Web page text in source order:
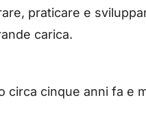
praticare e
carica.
circa cinque anni fa e